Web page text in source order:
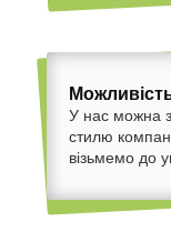
У нас можна
стилю
візьмемо до